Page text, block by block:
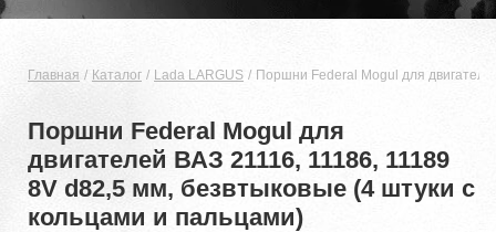
Главная Каталог Lada LARGUS Поршни Federal Mogul для
Поршни Federal Mogul для
двигателей ВАЗ 21116, 11186, 11189
8V d82,5 мм, безвтыковые (4 штуки с
кольцами и пальцами)